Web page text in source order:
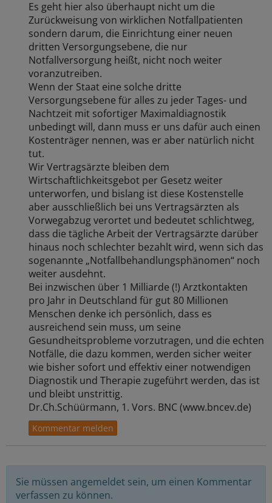
Es geht hier also überhaupt nicht um die
Zurückweisung von wirklichen Notfallpatienten
sondern darum, die Einrichtung einer neuen
dritten Versorgungsebene, die nur
Notfallversorgung heißt, nicht noch weiter
voranzutreiben.
Wenn der Staat eine solche dritte
Versorgungsebene für alles zu jeder Tages- und
Nachtzeit mit sofortiger Maximaldiagnostik
unbedingt will, dann muss er uns dafür auch einen
Kostenträger nennen, was er aber natürlich nicht
tut.
Wir Vertragsärzte bleiben dem
Wirtschaftlichkeitsgebot per Gesetz weiter
unterworfen, und bislang ist diese Kostenstelle
aber ausschließlich bei uns Vertragsärzten als
Vorwegabzug verortet und bedeutet schlichtweg,
dass die tägliche Arbeit der Vertragsärzte darüber
hinaus noch schlechter bezahlt wird, wenn sich das
sogenannte „Notfallbehandlungsphänomen“ noch
weiter ausdehnt.
Bei inzwischen über 1 Milliarde (!) Arztkontakten
pro Jahr in Deutschland für gut 80 Millionen
Menschen denke ich persönlich, dass es
ausreichend sein muss, um seine
Gesundheitsprobleme vorzutragen, und die echten
Notfälle, die dazu kommen, werden sicher weiter
wie bisher sofort und effektiv einer notwendigen
Diagnostik und Therapie zugeführt werden, das ist
und bleibt unstrittig.
Dr.Ch.Schüürmann, 1. Vors. BNC (www.bncev.de)
Sie müssen angemeldet sein, um einen Kommentar
verfassen zu können.